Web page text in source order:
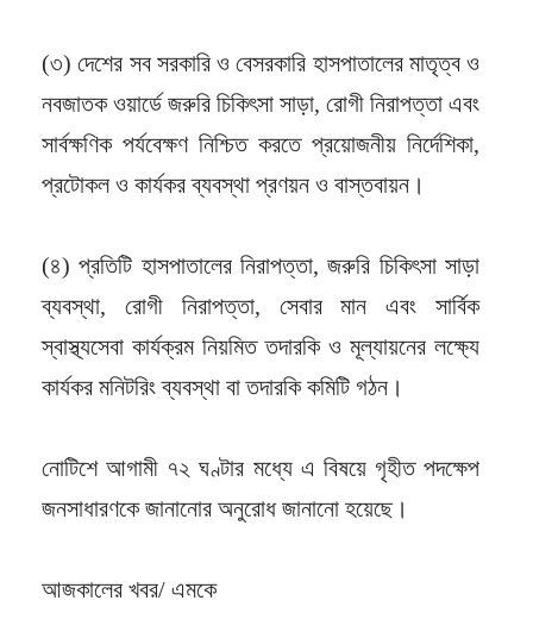
(৩) দেশের সব সরকারি ও বেসরকারি হাসপাতালের মাতৃত্ব ও
নবজাতক ওয়ার্ডে জরুরি চিকিৎসা সাড়া, রোগী নিরাপত্তা এবং
সার্বক্ষণিক পর্যবেক্ষণ নিশ্চিত করতে প্রয়োজনীয় নির্দেশিকা,
প্রটোকল ও কার্যকর ব্যবস্থা প্রণয়ন ও বাস্তবায়ন।
(৪) প্রতিটি হাসপাতালের নিরাপত্তা, জরুরি চিকিৎসা সাড়া
ব্যবস্থা, রোগী নিরাপত্তা, সেবার মান এবং সার্বিক
স্বাস্থ্যসেবা কার্যক্রম নিয়মিত তদারকি ও মূল্যায়নের লক্ষ্যে
কার্যকর মনিটরিং ব্যবস্থা বা তদারকি কমিটি গঠন।
নোটিশে আগামী ৭২ ঘণ্টার মধ্যে এ বিষয়ে গৃহীত পদক্ষেপ
জনসাধারণকে জানানোর অনুরোধ জানানো হয়েছে।
আজকালের খবর/ এমকে